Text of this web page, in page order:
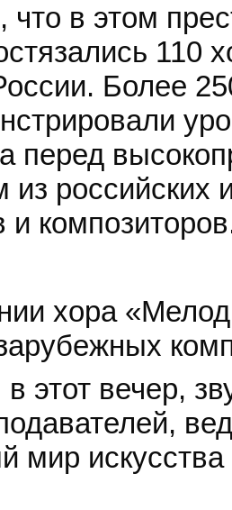
в этом
110
Более
перед
из российских
и
хора
этот вечер,
мир искусства